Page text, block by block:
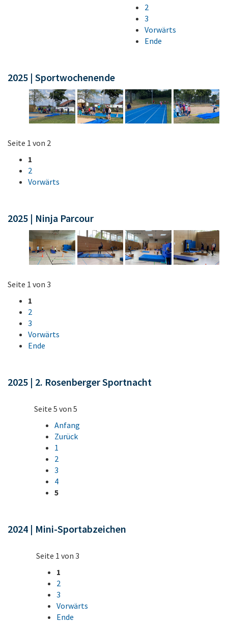
2
3
Vorwärts
Ende
2025 | Sportwochenende
Seite 1 von 2
1
2
Vorwärts
2025 | Ninja Parcour
Seite 1 von 3
1
2
3
Vorwärts
Ende
2025 | 2. Rosenberger Sportnacht
Seite 5 von 5
Anfang
Zurück
1
2
3
4
5
2024 | Mini-Sportabzeichen
Seite 1 von 3
1
2
3
Vorwärts
Ende